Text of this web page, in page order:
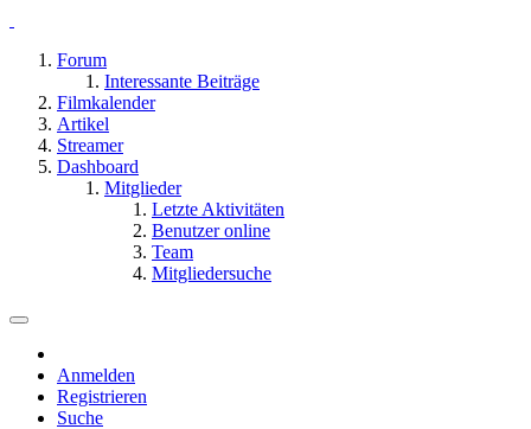
Forum
Interessante Beiträge
Filmkalender
Artikel
Streamer
Dashboard
Mitglieder
Letzte Aktivitäten
Benutzer online
Team
Mitgliedersuche
Anmelden
Registrieren
Suche